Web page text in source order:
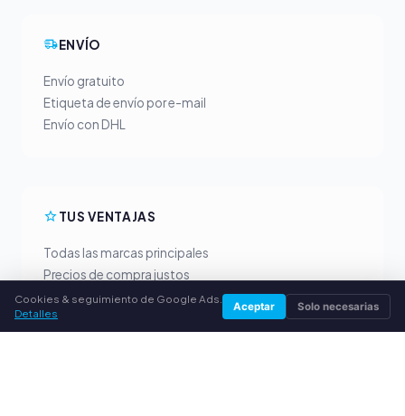
ENVÍO
Envío gratuito
Etiqueta de envío por e-mail
Envío con DHL
TUS VENTAJAS
Todas las marcas principales
Precios de compra justos
Pago anticipado por PayPal
Asesoramiento personalizado
Cookies & seguimiento de Google Ads.
Detalles
Aceptar Solo necesarias